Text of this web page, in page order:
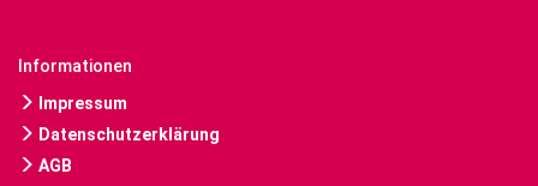
Informationen
Impressum
Datenschutzerklärung
AGB